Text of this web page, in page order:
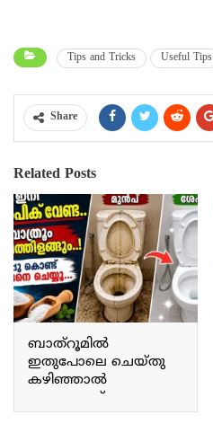
Tips and Tricks Useful Tips
Share
Related Posts
ബാത്റൂമിൽ
ഇതുപോലെ ചെയ്തു
കഴിഞ്ഞാൽ
ഉപ്പുകൊണ്ട്
ചെറിയൊരു സൂത്രം